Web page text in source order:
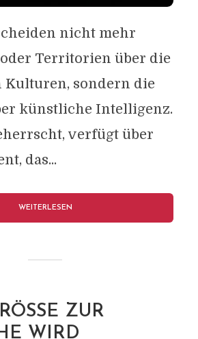
nicht mehr
Territorien über die
sondern die
künstliche Intelligenz.
verfügt über
das...
WEITERLESEN
ZUR S
WIRD